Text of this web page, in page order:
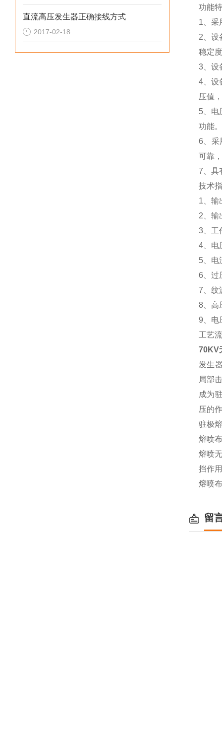
直流高压发生器正确接线方式
2017-02-18
功能
1、采
2、设
稳定
3、设
4、设
压值
5、电
功能
6、采
可靠
7、具
技术
1、输
2、输
3、工
4、电
5、电
6、过
7、纹
8、高
9、电
工艺
70KV
发生
局部
成为
压的
驻极
熔喷
熔喷
挡作
熔喷
留